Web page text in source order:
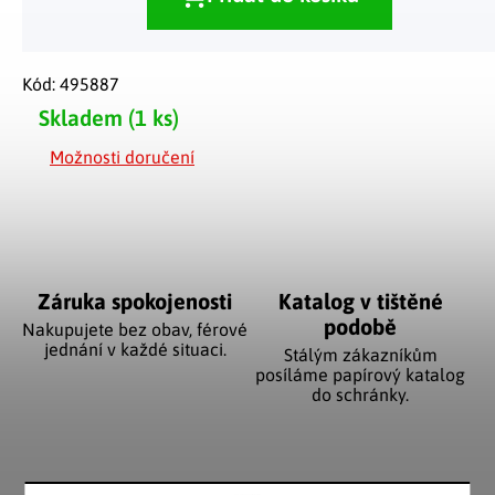
Skladem (1 ks)
Možnosti doručení
Kód: 495887
Záruka spokojenosti
Nakupujete bez obav, férové
jednání v každé situaci.
Katalog v tištěné
podobě
Stálým zákazníkům
posíláme papírový katalog
do schránky.